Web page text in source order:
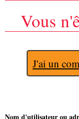
Vous
J'ai un